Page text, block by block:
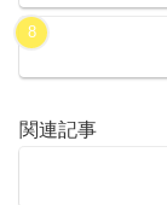
関連記事